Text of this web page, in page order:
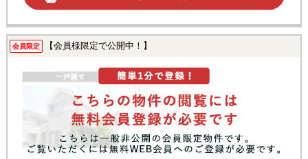
会員限定 【会員様限定で公開中！】